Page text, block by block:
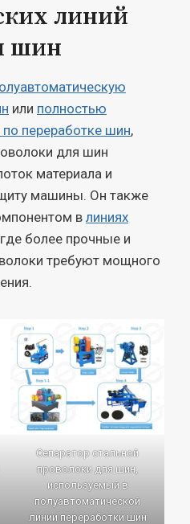
линий
шин
или полностью
переработке шин,
для шин
материала и
машины. Он также
в линиях
более прочные и
требуют мощного
Сепаратор стальной
проволоки для шин,
используемый в
полуавтоматической
линии переработки шин